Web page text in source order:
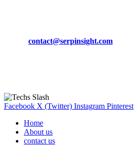
contact@serpinsight.com
Facebook X (Twitter) Instagram Pinterest
Home
About us
contact us